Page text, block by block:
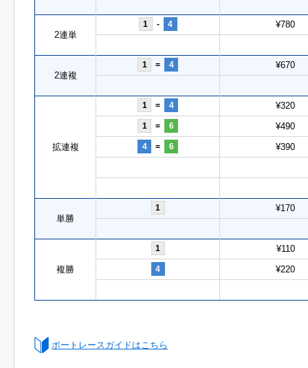
2連単
1 - 4 ¥780
2連複
1 = 4 ¥670
拡連複
1 = 4 ¥320
1 = 6 ¥490
4 = 6 ¥390
単勝
1 ¥170
複勝
1 ¥110
4 ¥220
ボートレースガイドはこちら